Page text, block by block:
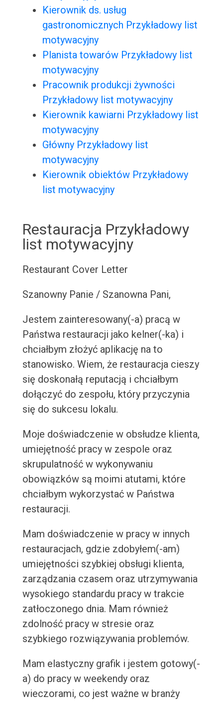
Kierownik ds. usług
gastronomicznych Przykładowy list
motywacyjny
Planista towarów Przykładowy list
motywacyjny
Pracownik produkcji żywności
Przykładowy list motywacyjny
Kierownik kawiarni Przykładowy list
motywacyjny
Główny Przykładowy list
motywacyjny
Kierownik obiektów Przykładowy
list motywacyjny
Restauracja Przykładowy
list motywacyjny
Restaurant Cover Letter
Szanowny Panie / Szanowna Pani,
Jestem zainteresowany(-a) pracą w
Państwa restauracji jako kelner(-ka) i
chciałbym złożyć aplikację na to
stanowisko. Wiem, że restauracja cieszy
się doskonałą reputacją i chciałbym
dołączyć do zespołu, który przyczynia
się do sukcesu lokalu.
Moje doświadczenie w obsłudze klienta,
umiejętność pracy w zespole oraz
skrupulatność w wykonywaniu
obowiązków są moimi atutami, które
chciałbym wykorzystać w Państwa
restauracji.
Mam doświadczenie w pracy w innych
restauracjach, gdzie zdobyłem(-am)
umiejętności szybkiej obsługi klienta,
zarządzania czasem oraz utrzymywania
wysokiego standardu pracy w trakcie
zatłoczonego dnia. Mam również
zdolność pracy w stresie oraz
szybkiego rozwiązywania problemów.
Mam elastyczny grafik i jestem gotowy(-
a) do pracy w weekendy oraz
wieczorami, co jest ważne w branży